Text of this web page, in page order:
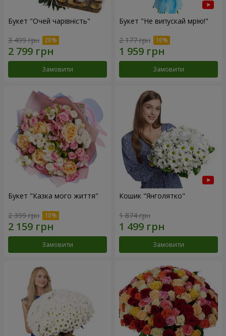
Букет "Очей чарівність"
3 499 грн
Замовити
Букет "Не випускай мрію!"
2 177 грн
Замовити
Букет "Казка мого життя"
2 399 грн
Замовити
Кошик "Янголятко"
1 874 грн
Замовити